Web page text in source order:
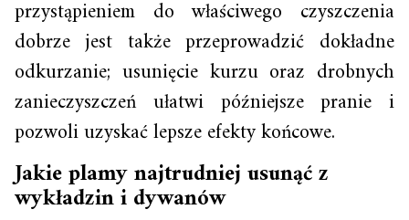
przystąpieniem do właściwego czyszczenia
dobrze jest także przeprowadzić dokładne
odkurzanie; usunięcie kurzu oraz drobnych
zanieczyszczeń ułatwi późniejsze pranie i
pozwoli uzyskać lepsze efekty końcowe.
Jakie plamy najtrudniej usunąć z
wykładzin i dywanów